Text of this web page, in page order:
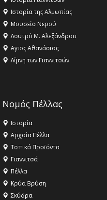
Ιστορία της Αλμωπίας
Μουσείο Νερού
Λουτρό Μ. Αλεξάνδρου
Αγιος Αθανάσιος
Λίμνη των Γιαννιτσών
Νομός Πέλλας
Ιστορία
Αρχαία Πέλλα
Τοπικά Προϊόντα
Γιαννιτσά
Πέλλα
Κρύα Βρύση
Σκύδρα